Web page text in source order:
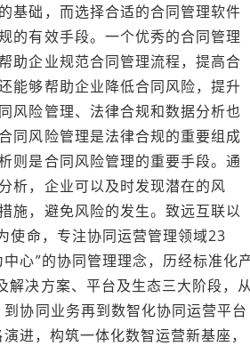
基础，而选择合适的合同管理软件
的有效手段。一个优秀的合同管理
助企业规范合同管理流程，提高合
能够帮助企业降低合同风险，提升
风险管理、法律合规和数据分析也
同风险管理是法律合规的重要组成
则是合同风险管理的重要手段。通
析，企业可以及时发现潜在的风
施，避免风险的发生。致远互联以
使命，专注协同运营管理领域23
心”的协同管理理念，历经标准化
解决方案、平台及生态三大阶段，
协同业务再到数智化协同运营平台
演进，构筑一体化数智运营新基座，